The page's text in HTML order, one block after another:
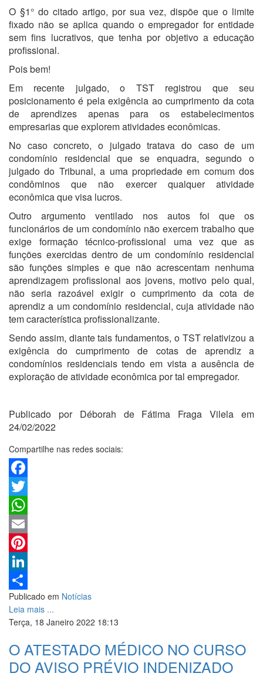
O §1° do citado artigo, por sua vez, dispõe que o limite
fixado não se aplica quando o empregador for entidade
sem fins lucrativos, que tenha por objetivo a educação
profissional.
Pois bem!
Em recente julgado, o TST registrou que seu
posicionamento é pela exigência ao cumprimento da cota
de aprendizes apenas para os estabelecimentos
empresarias que explorem atividades econômicas.
No caso concreto, o julgado tratava do caso de um
condomínio residencial que se enquadra, segundo o
julgado do Tribunal, a uma propriedade em comum dos
condôminos que não exercer qualquer atividade
econômica que visa lucros.
Outro argumento ventilado nos autos foi que os
funcionários de um condomínio não exercem trabalho que
exige formação técnico-profissional uma vez que as
funções exercidas dentro de um condomínio residencial
são funções simples e que não acrescentam nenhuma
aprendizagem profissional aos jovens, motivo pelo qual,
não seria razoável exigir o cumprimento da cota de
aprendiz a um condomínio residencial, cuja atividade não
tem característica profissionalizante.
Sendo assim, diante tais fundamentos, o TST relativizou a
exigência do cumprimento de cotas de aprendiz a
condomínios residenciais tendo em vista a ausência de
exploração de atividade econômica por tal empregador.
Publicado por Déborah de Fátima Fraga Vilela em
24/02/2022
Compartilhe nas redes sociais:
Facebook
Twitter
WhatsApp
Email
Pinterest
LinkedIn
Share
Publicado em Notícias
Leia mais ...
Terça, 18 Janeiro 2022 18:13
O ATESTADO MÉDICO NO CURSO
DO AVISO PRÉVIO INDENIZADO